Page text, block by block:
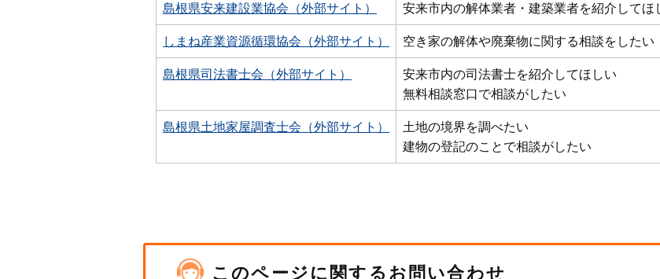
島根県安来建設業協会（外部サイト） 安来市内の解体業者・建築業者を紹介してほ
しまね産業資源循環協会（外部サイト） 空き家の解体や廃棄物に関する相談をしたい
島根県司法書士会（外部サイト）
安来市内の司法書士を紹介してほしい
無料相談窓口で相談がしたい
島根県土地家屋調査士会（外部サイト）
土地の境界を調べたい
建物の登記のことで相談がしたい
このページに関するお問い合わせ